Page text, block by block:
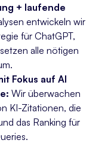
+ laufende
entwickeln wir
für ChatGPT,
alle nötigen
Fokus auf AI
Wir überwachen
KI-Zitationen, die
das Ranking für